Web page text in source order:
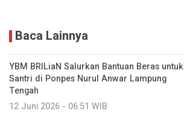
Baca Lainnya
YBM BRILiaN Salurkan Bantuan Beras untuk
Santri di Ponpes Nurul Anwar Lampung
Tengah
12 Juni 2026 - 06:51 WIB